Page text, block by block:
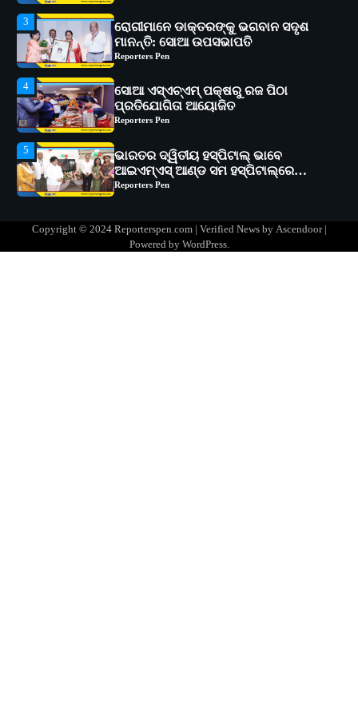
4
ସୋଆ ଏସ୍‌ଏଚ୍‌ଏମ୍ ପକ୍ଷରୁ ରଜ ପିଠା
ପ୍ରତିଯୋଗିତା ଆୟୋଜିତ
Reporters Pen
5
ଭାରତର ଦ୍ୱିତୀୟ ହସ୍ପିଟାଲ୍ ଭାବେ
ଆଇଏମ୍‌ଏସ୍ ଆଣ୍ଡ ସମ ହସ୍ପିଟାଲ୍‌ରେ
ଅତ୍ୟାଧୁନିକ ଡିଜିସ୍କାନର ସ୍ଥାପନ
Reporters Pen
1
ସୋଆ ପକ୍ଷରୁ ରାୱେ କାର୍ଯ୍ୟକ୍ରମ ଅଧୀନରେ
୧୧ଟି ଗ୍ରାମରେ ୧୬ଟି କୃଷକ ପ୍ରଶିକ୍ଷଣ
କାର୍ଯ୍ୟକ୍ରମ ଆୟୋଜିତ
Reporters Pen
ବିଶ୍ୱବିଦ୍ୟାଳୟର ସଫଳତା, ଉତ୍କର୍ଷତା ଓ
ଅଗ୍ରଗତିର ସ୍ମୃତିଚାରଣ
Reporters Pen
Copyright © 2024 Reporterspen.com | Verified News by Ascendoor|
Powered by WordPress.